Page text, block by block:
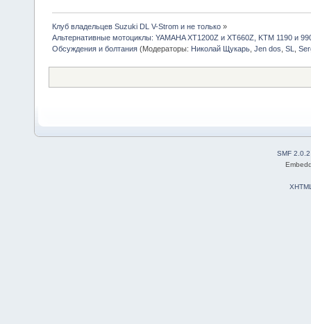
Клуб владельцев Suzuki DL V-Strom и не только »
Альтернативные мотоциклы: YAMAHA XT1200Z и XT660Z, KTM 1190 и
Обсуждения и болтания (Модераторы: Николай Щукарь ,Jen dos ,SL ,
SMF 2.0.2